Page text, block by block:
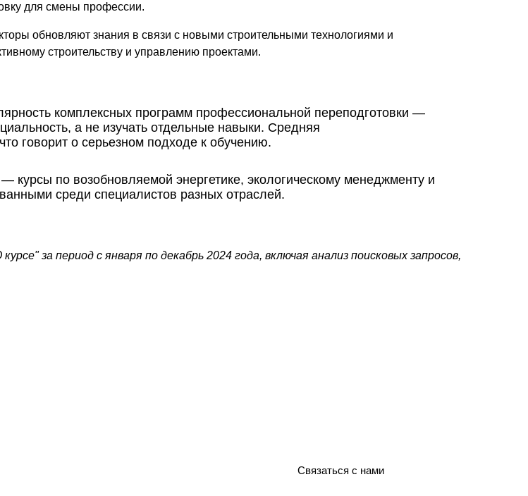
для смены профессии.
обновляют знания в связи с новыми строительными технологиями и
строительству и управлению проектами.
комплексных программ профессиональной переподготовки —
а не изучать отдельные навыки. Средняя
говорит о серьезном подходе к обучению.
курсы по возобновляемой энергетике, экологическому менеджменту и
среди специалистов разных отраслей.
за период с января по декабрь 2024 года, включая анализ поисковых запросов,
Связаться с нами